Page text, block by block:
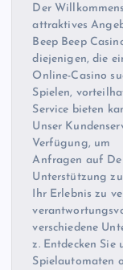
Der
attraktives
Beep Beep
diejenigen, die
Online-Casino
Spielen,
Service bieten
Unser
Verfügung, um
Anfragen auf
Unterstützung
Ihr Erlebnis zu
verschiedene
z. Entdecken Sie
Spielautomaten